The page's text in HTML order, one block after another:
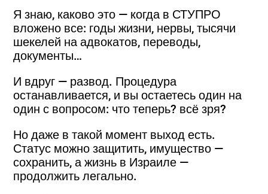
Я знаю, каково это — когда в СТУПРО
вложено все: годы жизни, нервы, тысячи
шекелей на адвокатов, переводы,
документы…
И вдруг — развод. Процедура
останавливается, и вы остаетесь один на
один с вопросом: что теперь? всё зря?
Но даже в такой момент выход есть.
Статус можно защитить, имущество —
сохранить, а жизнь в Израиле —
продолжить легально.